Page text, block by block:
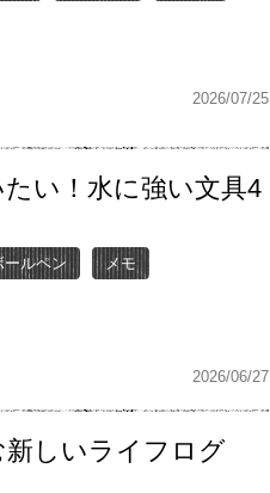
2026/07/25
たい！水に強い文具4
ールペン メモ
2026/06/27
新しいライフログ